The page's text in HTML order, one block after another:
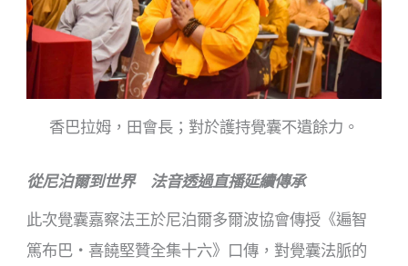
香巴拉姆，田會長；對於護持覺囊不遺餘力。
從尼泊爾到世界 法音透過直播延續傳承
此次覺囊嘉察法王於尼泊爾多爾波協會傳授《遍智
篤布巴・喜饒堅贊全集十六》口傳，對覺囊法脈的